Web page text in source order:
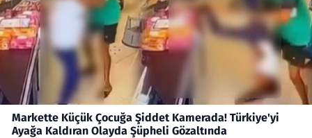
Markette Küçük Çocuğa Şiddet Kamerada! Türkiye'yi
Ayağa Kaldıran Olayda Şüpheli Gözaltında